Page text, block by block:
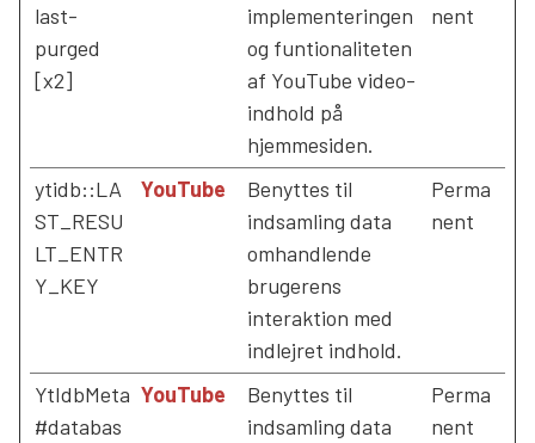
last-
purged
[x2]
implementeringen
og funtionaliteten
af YouTube video-
indhold på
hjemmesiden.
nent
ytidb::LA
ST_RESU
LT_ENTR
Y_KEY
YouTube
Benyttes til
indsamling data
omhandlende
brugerens
interaktion med
indlejret indhold.
Perma
nent
YtIdbMeta
#databas
YouTube
Benyttes til
indsamling data
Perma
nent